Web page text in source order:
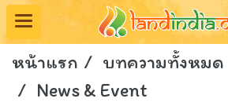
หน้าแรก
บทความทั้งหมด
News & Event